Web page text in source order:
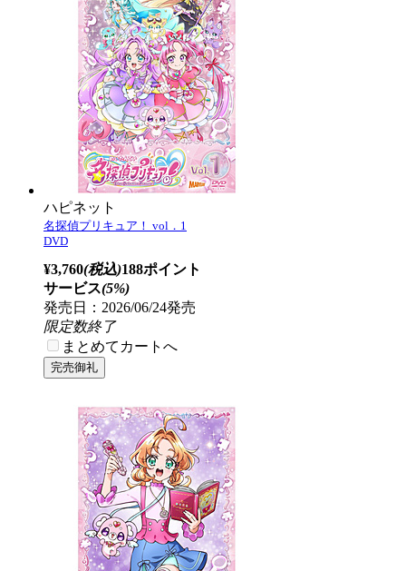
ハピネット
名探偵プリキュア！ vol．1
DVD
¥3,760(税込)188ポイント
サービス(5%)
発売日：2026/06/24発売
限定数終了
まとめてカートへ